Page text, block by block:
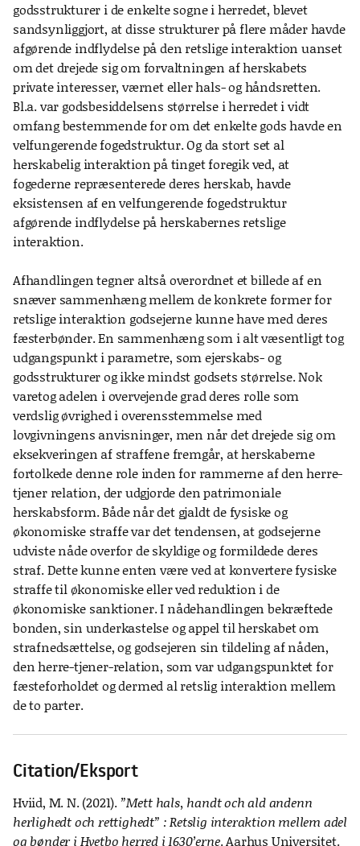
godsstrukturer i de enkelte sogne i herredet, blevet
sandsynliggjort, at disse strukturer på flere måder havde
afgørende indflydelse på den retslige interaktion uanset
om det drejede sig om forvaltningen af herskabets
private interesser, værnet eller hals- og håndsretten.
Bl.a. var godsbesiddelsens størrelse i herredet i vidt
omfang bestemmende for om det enkelte gods havde en
velfungerende fogedstruktur. Og da stort set al
herskabelig interaktion på tinget foregik ved, at
fogederne repræsenterede deres herskab, havde
eksistensen af en velfungerende fogedstruktur
afgørende indflydelse på herskabernes retslige
interaktion.
Afhandlingen tegner altså overordnet et billede af en
snæver sammenhæng mellem de konkrete former for
retslige interaktion godsejerne kunne have med deres
fæsterbønder. En sammenhæng som i alt væsentligt tog
udgangspunkt i parametre, som ejerskabs- og
godsstrukturer og ikke mindst godsets størrelse. Nok
varetog adelen i overvejende grad deres rolle som
verdslig øvrighed i overensstemmelse med
lovgivningens anvisninger, men når det drejede sig om
eksekveringen af straffene fremgår, at herskaberne
fortolkede denne role inden for rammerne af den herre-
tjener relation, der udgjorde den patrimoniale
herskabsform. Både når det gjaldt de fysiske og
økonomiske straffe var det tendensen, at godsejerne
udviste nåde overfor de skyldige og formildede deres
straf. Dette kunne enten være ved at konvertere fysiske
straffe til økonomiske eller ved reduktion i de
økonomiske sanktioner. I nådehandlingen bekræftede
bonden, sin underkastelse og appel til herskabet om
strafnedsættelse, og godsejeren sin tildeling af nåden,
den herre-tjener-relation, som var udgangspunktet for
fæsteforholdet og dermed al retslig interaktion mellem
de to parter.
Citation/Eksport
Hviid, M. N. (2021).”Mett hals, handt och ald andenn
herlighedt och rettighedt” : Retslig interaktion mellem adel
og bønder i Hvetbo herred i 1630’erne. Aarhus Universitet.